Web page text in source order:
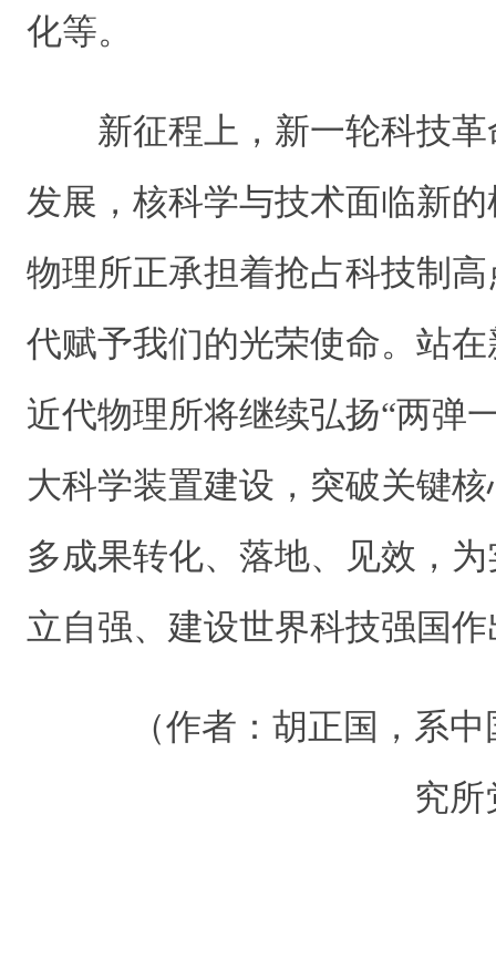
化等。
新征程上，新一轮科技
发展，核科学与技术面临新
物理所正承担着抢占科技制
代赋予我们的光荣使命。站
近代物理所将继续弘扬“两弹
大科学装置建设，突破关键
多成果转化、落地、见效，
立自强、建设世界科技强国
（作者： 胡正国， 系
究所